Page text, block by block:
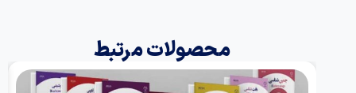
محصولات مرتبط